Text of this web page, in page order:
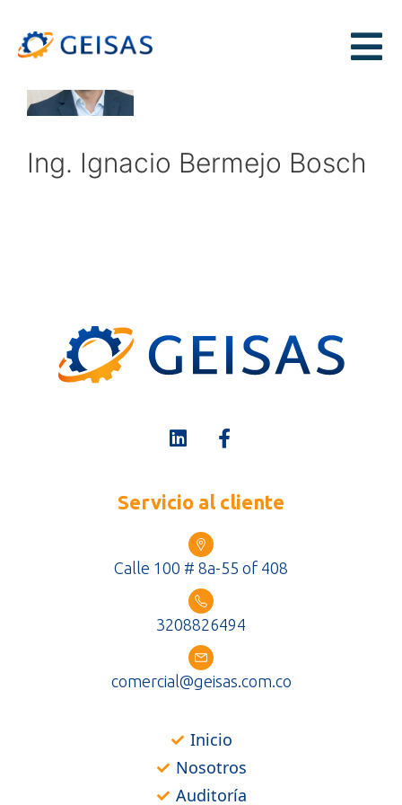
Ing. Ignacio Bermejo Bosch
Servicio al cliente
Calle 100 # 8a-55 of 408
3208826494
comercial@geisas.com.co
Inicio
Nosotros
Auditoría